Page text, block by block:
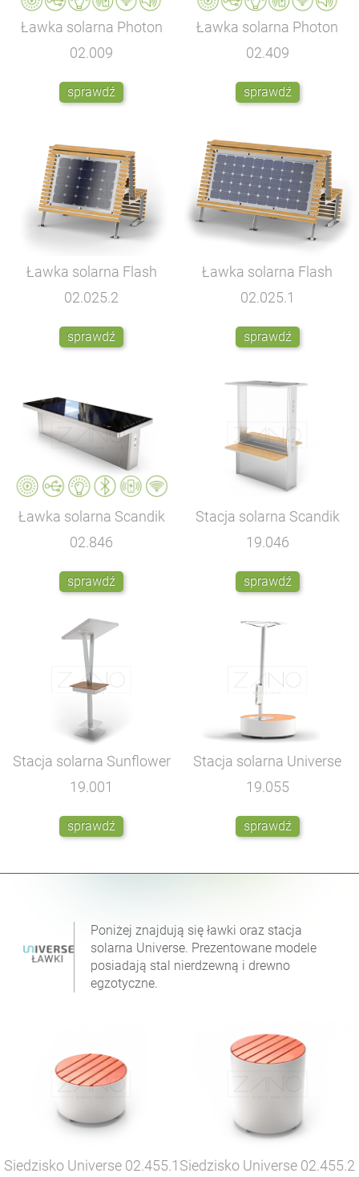
Ławka solarna Photon
02.009
sprawdź
Ławka solarna Photon
02.409
sprawdź
Ławka solarna Flash
02.025.2
sprawdź
Ławka solarna Flash
02.025.1
sprawdź
Ławka solarna Scandik
02.846
sprawdź
Stacja solarna Scandik
19.046
sprawdź
Stacja solarna Sunflower
19.001
sprawdź
Stacja solarna Universe
19.055
sprawdź
Poniżej znajdują się ławki oraz stacja
solarna Universe. Prezentowane modele
posiadają stal nierdzewną i drewno
egzotyczne.
Siedzisko Universe 02.455.1 Siedzisko Universe 02.455.2